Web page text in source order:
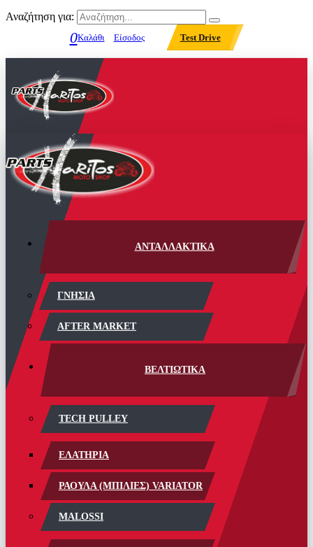
Αναζήτηση για:
0Καλάθι Είσοδος Test Drive
ΑΝΤΑΛΛΑΚΤΙΚΑ
ΓΝΗΣΙΑ
AFTER MARKET
ΒΕΛΤΙΩΤΙΚΑ
TECH PULLEY
ΕΛΑΤΗΡΙΑ
ΡΑΟΥΛΑ (ΜΠΙΛΙΕΣ) VARIATOR
MALOSSI